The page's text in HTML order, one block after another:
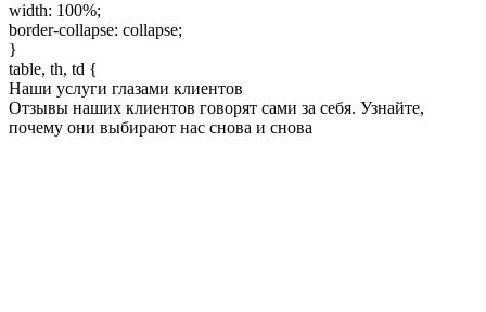
width: 100%;
border-collapse: collapse;
}
table, th, td {
Наши услуги глазами клиентов
Отзывы наших клиентов говорят сами за себя. Узнайте,
почему они выбирают нас снова и снова